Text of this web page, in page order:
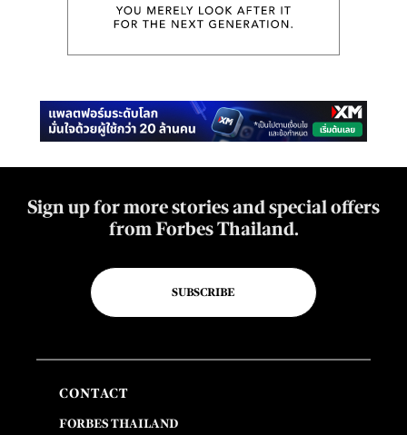
Sign up for more stories and special offers
from Forbes Thailand.
SUBSCRIBE
CONTACT
FORBES THAILAND